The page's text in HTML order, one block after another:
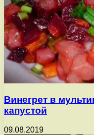
Винегрет в
капустой
09.08.2019